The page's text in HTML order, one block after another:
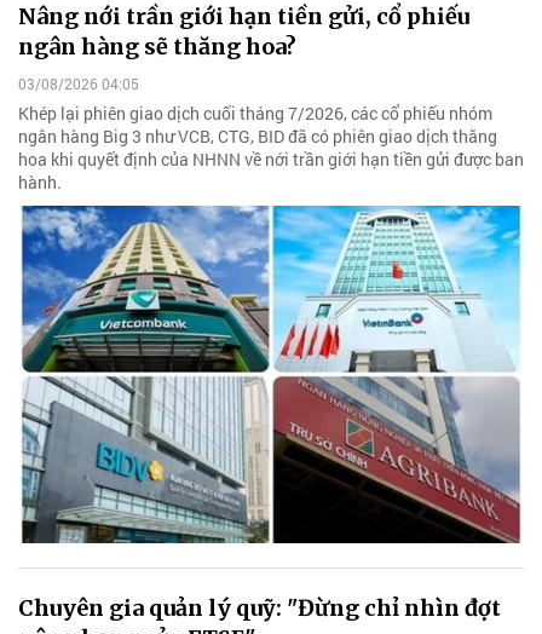
Nâng nới trần giới hạn tiền gửi, cổ phiếu
ngân hàng sẽ thăng hoa?
03/08/2026 04:05
Khép lại phiên giao dịch cuối tháng 7/2026, các cổ phiếu nhóm
ngân hàng Big 3 như VCB, CTG, BID đã có phiên giao dịch thăng
hoa khi quyết định của NHNN về nới trần giới hạn tiền gửi được ban
hành.
Chuyên gia quản lý quỹ: "Đừng chỉ nhìn đợt